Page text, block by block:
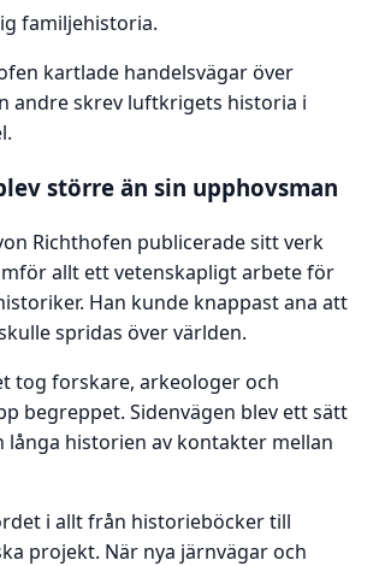
familjehistoria.
kartlade handelsvägar över
andre skrev luftkrigets historia i
större än sin upphovsman
Richthofen publicerade sitt verk
allt ett vetenskapligt arbete för
Han kunde knappast ana att
spridas över världen.
tog forskare, arkeologer och
begreppet. Sidenvägen blev ett sätt
långa historien av kontakter mellan
i allt från historieböcker till
projekt. När nya järnvägar och